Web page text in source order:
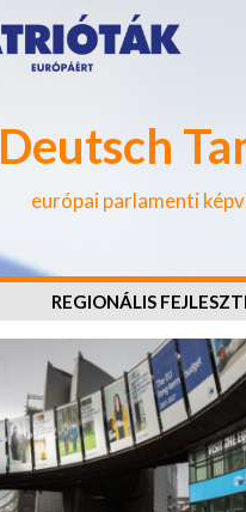
Deutsch
európai parlamenti
REGIONÁLIS